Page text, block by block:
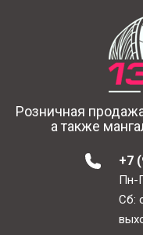
Розничная
а также
+7
Пн-
Сб: